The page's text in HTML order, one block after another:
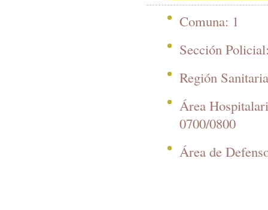
Comuna: 1
Sección
Región
Área
0700/0800
Área de